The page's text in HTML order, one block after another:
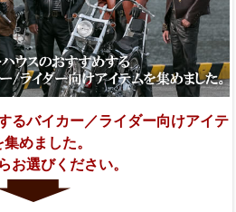
るバイカー／ライダー向けアイテ
集めました。
お選びください。